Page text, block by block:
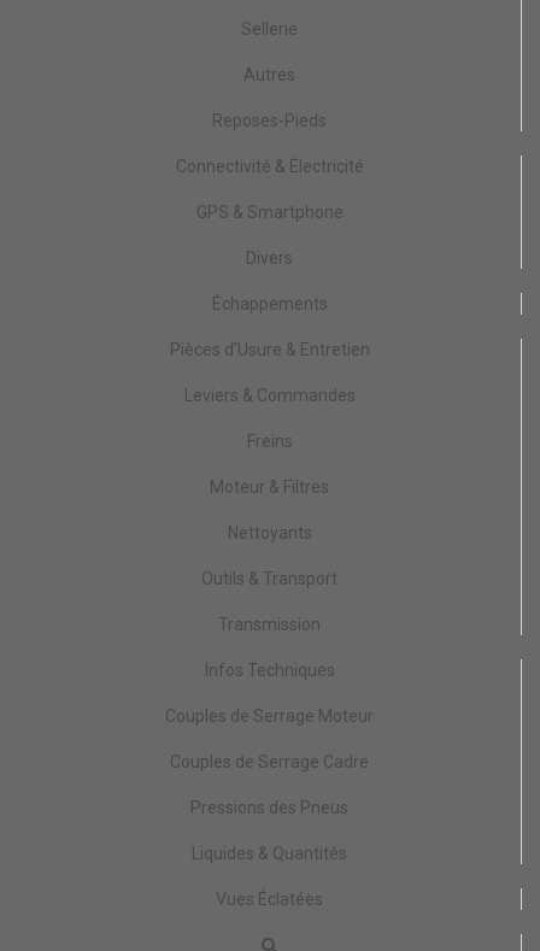
Sellerie
Autres
Reposes-Pieds
Connectivité & Électricité
GPS & Smartphone
Divers
Échappements
Pièces d'Usure & Entretien
Leviers & Commandes
Freins
Moteur & Filtres
Nettoyants
Outils & Transport
Transmission
Infos Techniques
Couples de Serrage Moteur
Couples de Serrage Cadre
Pressions des Pneus
Liquides & Quantités
Vues Éclatées